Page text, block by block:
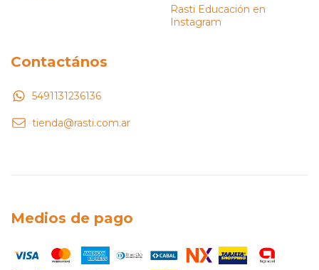
Rasti Educación en
Instagram
Contactános
5491131236136
tienda@rasti.com.ar
Medios de pago